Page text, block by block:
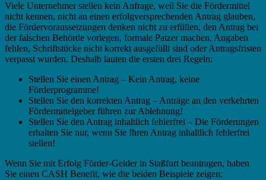
Viele Unternehmer stellen kein Anfrage, weil Sie die Fördermittel
nicht kennen, nicht an einen erfolgversprechenden Antrag glauben,
die Fördervoraussetzungen denken nicht zu erfüllen, den Antrag bei
der falschen Behörde vorlegen, formale Patzer machen, Angaben
fehlen, Schriftstücke nicht korrekt ausgefüllt sind oder Antragsfristen
verpasst wurden. Deshalb lauten die ersten drei Regeln:
Stellen Sie einen Antrag – Kein Antrag, keine
Förderprogramme!
Stellen Sie den korrekten Antrag – Anträge an den verkehrten
Fördermittelgeber führen zur Ablehnung!
Stellen Sie den Antrag inhaltlich fehlerfrei – Die Förderungen
erhalten Sie nur, wenn Sie Ihren Antrag inhaltlich fehlerfrei
stellen!
Wenn Sie mit Erfolg Förder-Gelder in Staßfurt beantragen, haben
Sie einen CASH Benefit, wie die beiden Beispiele zeigen: